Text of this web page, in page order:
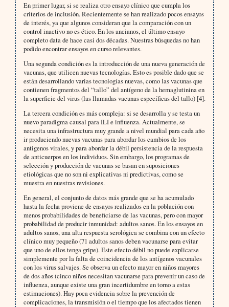
En primer lugar, si se realiza otro ensayo clínico que cumpla los
criterios de inclusión. Recientemente se han realizado pocos ensayos
de interés, ya que algunos consideran que la comparación con un
control inactivo no es ético. En los ancianos, el último ensayo
completo data de hace casi dos décadas. Nuestras búsquedas no han
podido encontrar ensayos en curso relevantes.
Una segunda condición es la introducción de una nueva generación de
vacunas, que utilicen nuevas tecnologías. Esto es posible dado que se
están desarrollando varias tecnologías nuevas, como las vacunas que
contienen fragmentos del “tallo” del antígeno de la hemaglutinina en
la superficie del virus (las llamadas vacunas específicas del tallo) [4].
La tercera condición es más compleja: si se desarrolla y se testa un
nuevo paradigma causal para ILI e influenza. Actualmente, se
necesita una infrastructura muy grande a nivel mundial para cada año
ir produciendo nuevas vacunas para abordar los cambios de los
antigenos virales, y para abordar la débil persistencia de la respuesta
de anticuerpos en los individuos. Sin embargo, los programas de
selección y producción de vacunas se basan en suposiciones
etiológicas que no son ni explicativas ni predictivas, como se
muestra en nuestras revisiones.
En general, el conjunto de datos más grande que se ha acumulado
hasta la fecha proviene de ensayos realizados en la población con
menos probabilidades de beneficiarse de las vacunas, pero con mayor
probabilidad de producir inmunidad: adultos sanos. En los ensayos en
adultos sanos, una alta respuesta serológica se combina con un efecto
clínico muy pequeño (71 adultos sanos deben vacunarse para evitar
que uno de ellos tenga gripe). Este efecto débil no puede explicarse
simplemente por la falta de coincidencia de los antígenos vacunales
con los virus salvajes. Se observa un efecto mayor en niños mayores
de dos años (cinco niños necesitan vacunarse para prevenir un caso de
influenza, aunque existe una gran incertidumbre en torno a estas
estimaciones). Hay poca evidencia sobre la prevención de
complicaciones, la transmisión o el tiempo que los afectados tienen